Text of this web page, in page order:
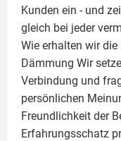
Kunden ein - und
gleich bei jeder
Wie erhalten wir
Dämmung Wir
Verbindung und
persönlichen
Freundlichkeit der
Erfahrungsschatz